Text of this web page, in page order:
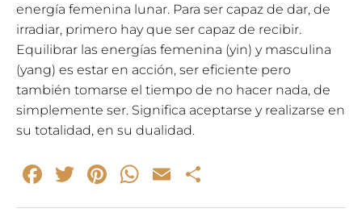
energía femenina lunar. Para ser capaz de dar, de
irradiar, primero hay que ser capaz de recibir.
Equilibrar las energías femenina (yin) y masculina
(yang) es estar en acción, ser eficiente pero
también tomarse el tiempo de no hacer nada, de
simplemente ser. Significa aceptarse y realizarse en
su totalidad, en su dualidad.
Facebook
Twitter
Pinterest
WhatsApp
Email